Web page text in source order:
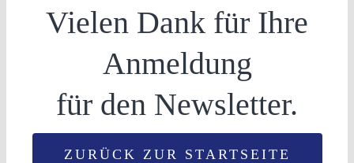
Vielen Dank für Ihre
Anmeldung
für den Newsletter.
ZURÜCK ZUR STARTSEITE